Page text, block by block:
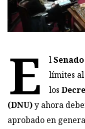
E lSenado
límites al
los
(DNU)y ahora
aprobado en